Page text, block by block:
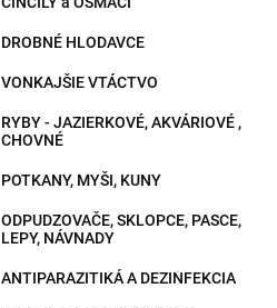
DROBNÉ HLODAVCE
VONKAJŠIE VTÁCTVO
RYBY - JAZIERKOVÉ, AKVÁRIOVÉ ,
CHOVNÉ
POTKANY, MYŠI, KUNY
ODPUDZOVAČE, SKLOPCE, PASCE,
LEPY, NÁVNADY
ANTIPARAZITIKÁ A DEZINFEKCIA